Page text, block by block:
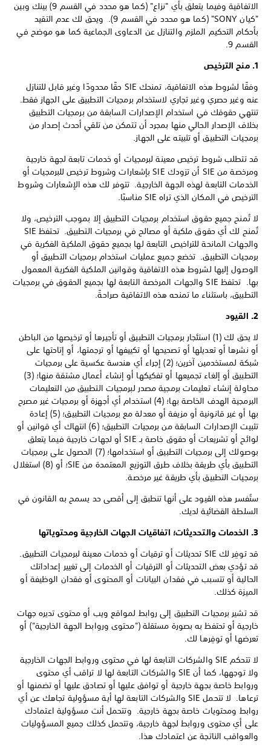
الاتفاقية وفيما يتعلق بأي "نزاع" (كما هو محدد في القسم 9) بينك وبين
"كيان SONY" (كما هو محدد في القسم 9). ويحق لك عدم التقيد
بأحكام التحكيم الملزم والتنازل عن الدعاوى الجماعية كما هو موضح في
القسم 9.
1. منح الترخيص
وفقًا لشروط هذه الاتفاقية، تمنحك SIE حقًا محدودًا وغير قابل للتنازل
عنه وغير حصري وغير تجاري لاستخدام برمجيات التطبيق على الجهاز فقط.
تنتهي حقوقك في استخدام الإصدارات السابقة من برمجيات التطبيق
بخلاف الإصدار الحالي منها بمجرد أن تتمكن من تلقي أحدث إصدار من
برمجيات التطبيق أو تثبيته على الجهاز.
قد تتطلب شروط ترخيص معينة لبرمجيات أو خدمات تابعة لجهة خارجية
ومرخصة من SIE أن تزودك SIE بإشعارات وشروط ترخيص للبرمجيات أو
الخدمات التابعة لهذه الجهة الخارجية. تتوفر لك هذه الإشعارات وشروط
الترخيص في المكان الذي تراه SIE مناسبًا.
لا تُمنح جميع حقوق استخدام برمجيات التطبيق إلا بموجب الترخيص، ولا
تُمنح لك أي حقوق ملكية أو مصالح في برمجيات التطبيق. تحتفظ SIE
والجهات المانحة للتراخيص التابعة لها بجميع حقوق الملكية الفكرية في
برمجيات التطبيق. تخضع جميع عمليات استخدام برمجيات التطبيق أو
الوصول إليها لشروط هذه الاتفاقية وقوانين الملكية الفكرية المعمول
بها. تحتفظ SIE والجهات المرخصة التابعة لها بجميع الحقوق في برمجيات
التطبيق، باستثناء ما تمنحه هذه الاتفاقية صراحةً.
2. القيود
لا يحق لك (1) استئجار برمجيات التطبيق أو تأجيرها أو ترخيصها من الباطن
أو نشرها أو تعديلها أو تصحيحها أو تكييفها أو ترجمتها، أو إتاحتها على
شبكة لمستخدمين آخرين؛ (2) إجراء أي هندسة عكسية على برمجيات
التطبيق أو إلغاء تجميعها أو تفكيكها أو إنشاء أعمال مشتقة منها؛ (3)
محاولة إنشاء تعليمات برمجية مصدر لبرمجيات التطبيق من التعليمات
البرمجية الهدف الخاصة بها؛ (4) استخدام أي أجهزة أو برمجيات غير مصرح
بها أو غير قانونية أو مزيفة أو معدلة مع برمجيات التطبيق؛ (5) إعادة
تثبيت الإصدارات السابقة من برمجيات التطبيق؛ (6) انتهاك أي قوانين أو
لوائح أو تشريعات أو حقوق خاصة بـ SIE أو لجهات خارجية فيما يتعلق
بوصولك إلى برمجيات التطبيق أو استخدامها؛ (7) الحصول على برمجيات
التطبيق بأي طريقة بخلاف طرق التوزيع المعتمدة من SIE؛ أو (8) استغلال
برمجيات التطبيق بأي طريقة غير مرخصة.
ستُفسر هذه القيود على أنها تنطبق إلى أقصى حد يسمح به القانون في
السلطة القضائية لديك.
3. الخدمات والتحديثات؛ اتفاقيات الجهات الخارجية ومحتوياتها
قد توفِر لك SIE تحديثات أو ترقيات أو خدمات معينة لبرمجيات التطبيق.
قد تؤدي بعض التحديثات أو الترقيات أو الخدمات إلى تغيير إعداداتك
الحالية أو تتسبب في فقدان البيانات أو المحتوى أو فقدان الوظيفة أو
الميزة كذلك.
قد تشير برمجيات التطبيق إلى روابط لمواقع ويب أو محتوى تديره جهات
خارجية أو تحتفظ به بصورة مستقلة ("محتوى وروابط الجهة الخارجية") أو
تعرضها أو توفِرها لك.
لا تتحكم SIE والشركات التابعة لها في محتوى وروابط الجهات الخارجية
ولا توجهها، كما أن SIE والشركات التابعة لها لا تراقب أي محتوى
وروابط خاصة بجهة خارجية أو توافق عليها أو تصادق عليها أو تضمنها أو
ترعاها. لا تتحمل SIE والشركات التابعة لها أية مسؤولية تجاهك عن أي
روابط ومحتويات خاصة بجهة خارجية. وتتحمل أنت مسؤولية اعتمادك
على أي محتوى وروابط لجهة خارجية، وتتحمل كذلك جميع المسؤوليات
والعواقب الناتجة عن اعتمادك هذا.